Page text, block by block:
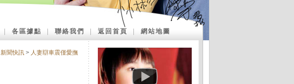
各區據點 聯絡我們 返回首頁 網站地圖
新聞快訊 > 人妻辯車震僅愛撫